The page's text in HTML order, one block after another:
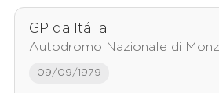
GP da Itália
Autodromo Nazionale di
09/09/1979